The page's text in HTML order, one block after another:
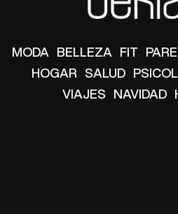
MODA BELLEZA FIT
HOGAR SALUD
VIAJES NAVIDAD